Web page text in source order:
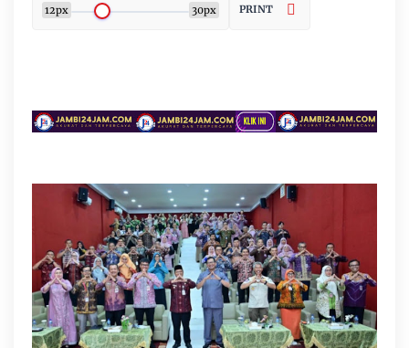
12px 30px PRINT